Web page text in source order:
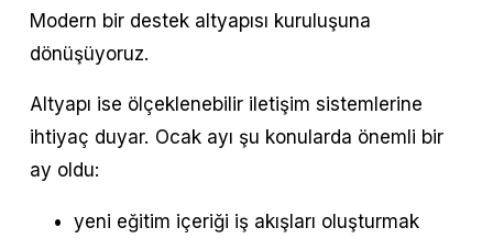
Modern bir destek altyapısı kuruluşuna
dönüşüyoruz.
Altyapı ise ölçeklenebilir iletişim sistemlerine
ihtiyaç duyar. Ocak ayı şu konularda önemli bir
ay oldu:
yeni eğitim içeriği iş akışları oluşturmak